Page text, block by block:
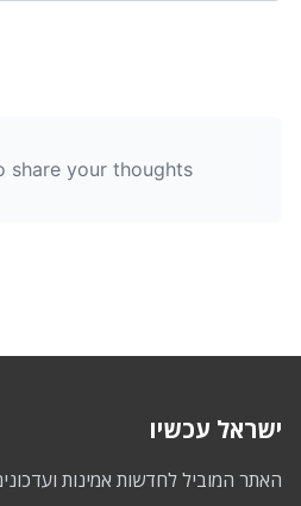
share your thoughts!
ישראל עכשיו
האתר המוביל לחדשות אמינות